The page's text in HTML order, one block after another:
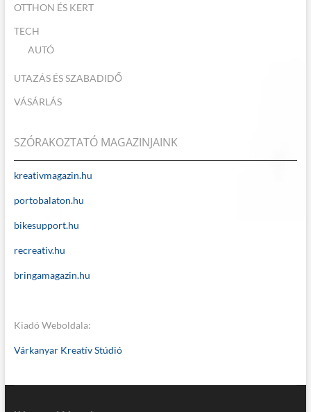
OTTHON ÉS KERT
TECH
AUTÓ
UTAZÁS ÉS SZABADIDŐ
VÁSÁRLÁS
SZÓRAKOZTATÓ MAGAZINJAINK
kreativmagazin.hu
portobalaton.hu
bikesupport.hu
recreativ.hu
bringamagazin.hu
Kiadó Weboldala:
Várkanyar Kreatív Stúdió